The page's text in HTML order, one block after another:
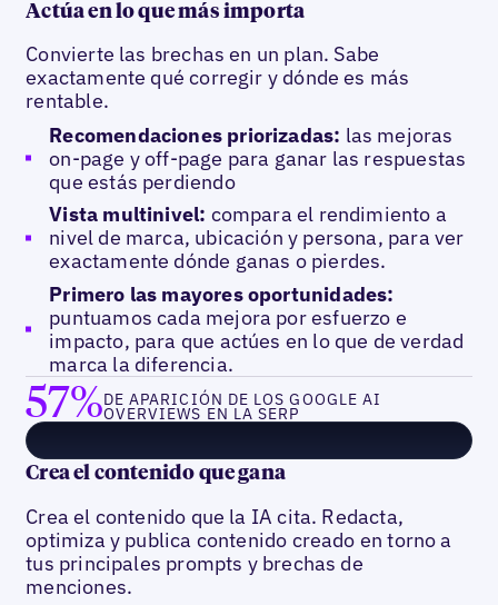
Actúa en lo que más importa
Convierte las brechas en un plan. Sabe
exactamente qué corregir y dónde es más
rentable.
Recomendaciones priorizadas: las mejoras
on-page y off-page para ganar las respuestas
que estás perdiendo
Vista multinivel: compara el rendimiento a
nivel de marca, ubicación y persona, para ver
exactamente dónde ganas o pierdes.
Primero las mayores oportunidades:
puntuamos cada mejora por esfuerzo e
impacto, para que actúes en lo que de verdad
marca la diferencia.
57%DE APARICIÓN DE LOS GOOGLE AI
OVERVIEWS EN LA SERP
Crea el contenido que gana
Crea el contenido que la IA cita. Redacta,
optimiza y publica contenido creado en torno a
tus principales prompts y brechas de
menciones.